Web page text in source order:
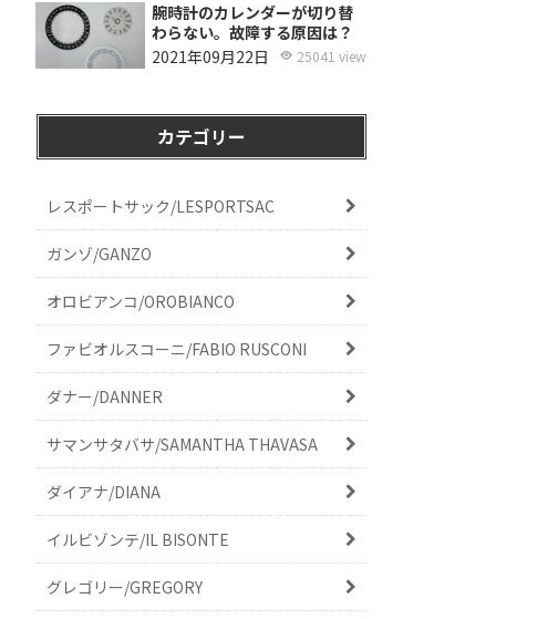
腕時計のカレンダーが切り替
わらない。故障する原因は？
2021年09月22日
25041 view
カテゴリー
レスポートサック/LESPORTSAC
ガンゾ/GANZO
オロビアンコ/OROBIANCO
ファビオルスコーニ/FABIO RUSCONI
ダナー/DANNER
サマンサタバサ/SAMANTHA THAVASA
ダイアナ/DIANA
イルビゾンテ/IL BISONTE
グレゴリー/GREGORY